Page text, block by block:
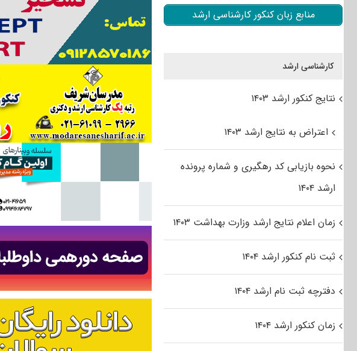
منابع زبان کنکور کارشناسی ارشد
کارشناسی ارشد
نتایج کنکور ارشد ۱۴۰۳
اعتراض به نتایج ارشد ۱۴۰۳
نحوه بازیابی کد رهگیری و شماره پرونده
ارشد ۱۴۰۴
زمان اعلام نتایج ارشد وزارت بهداشت ۱۴۰۳
ثبت نام کنکور ارشد ۱۴۰۴
دفترچه ثبت نام ارشد ۱۴۰۴
زمان کنکور ارشد ۱۴۰۴